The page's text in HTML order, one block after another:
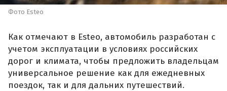
Фото Esteo
Как отмечают в Esteo, автомобиль разработан с
учетом эксплуатации в условиях российских
дорог и климата, чтобы предложить владельцам
универсальное решение как для ежедневных
поездок, так и для дальних путешествий.